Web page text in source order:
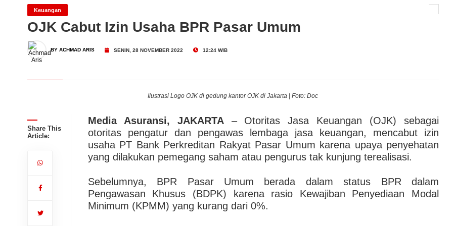
Keuangan
OJK Cabut Izin Usaha BPR Pasar Umum
BY ACHMAD ARIS SENIN, 28 NOVEMBER 2022 12:24 WIB
Ilustrasi Logo OJK di gedung kantor OJK di Jakarta | Foto: Doc
Share This
Article:
Media Asuransi, JAKARTA– Otoritas Jasa Keuangan (OJK) sebagai
otoritas pengatur dan pengawas lembaga jasa keuangan, mencabut izin
usaha PT Bank Perkreditan Rakyat Pasar Umum karena upaya penyehatan
yang dilakukan pemegang saham atau pengurus tak kunjung terealisasi.
Sebelumnya, BPR Pasar Umum berada dalam status BPR dalam
Pengawasan Khusus (BDPK) karena rasio Kewajiban Penyediaan Modal
Minimum (KPMM) yang kurang dari 0%.